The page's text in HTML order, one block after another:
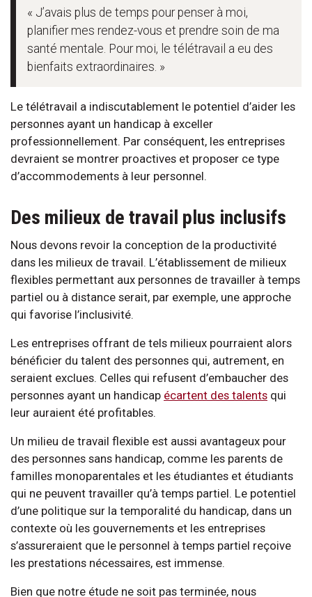
« J’avais plus de temps pour penser à moi,
planifier mes rendez-vous et prendre soin de ma
santé mentale. Pour moi, le télétravail a eu des
bienfaits extraordinaires. »
Le télétravail a indiscutablement le potentiel d’aider les
personnes ayant un handicap à exceller
professionnellement. Par conséquent, les entreprises
devraient se montrer proactives et proposer ce type
d’accommodements à leur personnel.
Des milieux de travail plus inclusifs
Nous devons revoir la conception de la productivité
dans les milieux de travail. L’établissement de milieux
flexibles permettant aux personnes de travailler à temps
partiel ou à distance serait, par exemple, une approche
qui favorise l’inclusivité.
Les entreprises offrant de tels milieux pourraient alors
bénéficier du talent des personnes qui, autrement, en
seraient exclues. Celles qui refusent d’embaucher des
personnes ayant un handicap écartent des talents qui
leur auraient été profitables.
Un milieu de travail flexible est aussi avantageux pour
des personnes sans handicap, comme les parents de
familles monoparentales et les étudiantes et étudiants
qui ne peuvent travailler qu’à temps partiel. Le potentiel
d’une politique sur la temporalité du handicap, dans un
contexte où les gouvernements et les entreprises
s’assureraient que le personnel à temps partiel reçoive
les prestations nécessaires, est immense.
Bien que notre étude ne soit pas terminée, nous